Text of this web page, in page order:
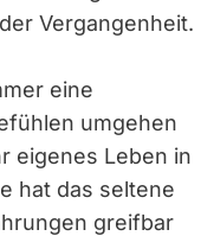
Vergangenheit.
eine
umgehen
eigenes Leben in
hat das seltene
greifbar